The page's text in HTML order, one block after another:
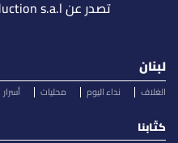
تصدر عن Lebanese Media Production s.a.l
لبنان
الغلاف نداء اليوم محليات أسرار
كتّابنا